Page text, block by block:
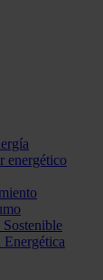
energético